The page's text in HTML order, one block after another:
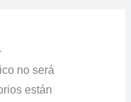
no será
están